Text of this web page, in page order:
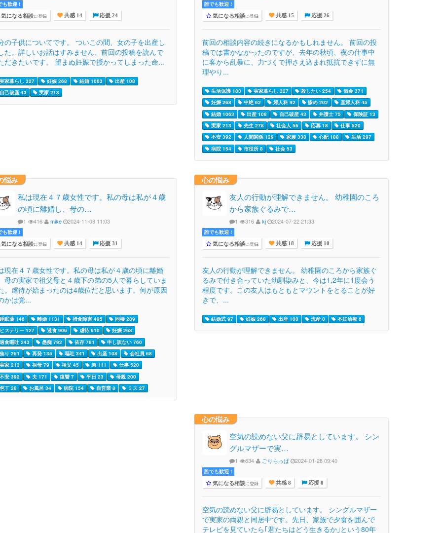
も歓迎 !
気になる相談に登録 共感 14 応援 24
の子供についてです。 ついこの間、女の子を出産し
た。詳しいお話はすみません、前回の投稿を読んで
だきたいです。 望まぬ妊娠で授かってしまった命...
家暮らし 327 妊娠 268 結婚 1063
出産 108
己破産 43
実家 213
誰でも歓迎 !
気になる相談に登録 共感 15 応援 26
前回の相談内容の続きになるかもしれません。 前回の投
稿では書かなかったのですが、去年の秋頃、夜の仕事中
に客から乱暴に、力づくで押さえ込まれ抵抗できずに無
理やり...
生活保護 183 実家暮らし 327 殺したい 254
借金 371
妊娠 268
中絶 62 婦人科 92 惨め 202
産婦人科 45
結婚 1063
出産 108 自己破産 43 弁護士 75
保険証 13
実家 213
先生 278 社会人 56 応募 18
仕事 520
不安 392
人間関係 129 家族 338 心配 188
生活 297
病院 154
市役所 8 社会 53
悩み
私は現在４７歳女性です。私の母は私が４歳
の頃に離婚し、母の…
1 416 mike 2024-11-08 11:03
も歓迎 !
気になる相談に登録 共感 14 応援 31
現在４７歳女性です。私の母は私が４歳の頃に離婚
母の実家で祖父母と４歳下の弟の5人で暮らしていま
。虐待が始まったのは4歳位だと思います。何が原因
かは覚...
眠薬 146 離婚 1131 摂食障害 495
同棲 289
ステリー 127
過食 906 虐待 610
妊娠 268
食嘔吐 243
愚痴 792 依存 781
申し訳ない 760
り 261
再発 135 嘔吐 341 出産 108
会社員 68
家 213
祖母 79 祖父 45 弟 111
仕事 520
安 392
夫 171 復讐 7 平日 23
母親 200
丁 28
お風呂 34 病院 154 自営業 8 ミス 27
心の悩み
友人の行動が理解できません。 幼稚園のころ
から家族ぐるみで…
1 316 kj 2024-07-22 21:33
誰でも歓迎 !
気になる相談に登録 共感 18 応援 10
友人の行動が理解できません。 幼稚園のころから家族ぐ
るみで付き合っていた幼馴染みと、今は1,2年に1度会う
程度です。この友人はもともとマウントをとることが好
きで、...
結婚式 97 妊娠 268 出産 108 流産 8 不妊治療 6
心の悩み
空気の読めない父に辟易としています。 シン
グルマザーで実…
1 634 ごりらっぱ 2024-01-28 09:40
誰でも歓迎 !
気になる相談に登録 共感 8 応援 8
空気の読めない父に辟易としています。 シングルマザー
で実家の両親と同居中です。先日、家族で夕食を囲んで
テレビを見ていたら｢君たちはどう生きるか｣という80年